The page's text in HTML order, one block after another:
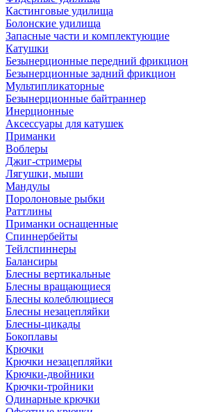
Кастинговые удилища
Болонские удилища
Запасные части и комплектующие
Катушки
Безынерционные передний фрикцион
Безынерционные задний фрикцион
Мультипликаторные
Безынерционные байтраннер
Инерционные
Аксессуары для катушек
Приманки
Воблеры
Джиг-стримеры
Лягушки, мыши
Мандулы
Поролоновые рыбки
Раттлины
Приманки оснащенные
Спиннербейты
Тейлспиннеры
Балансиры
Блесны вертикальные
Блесны вращающиеся
Блесны колеблющиеся
Блесны незацепляйки
Блесны-цикады
Бокоплавы
Крючки
Крючки незацепляйки
Крючки-двойники
Крючки-тройники
Одинарные крючки